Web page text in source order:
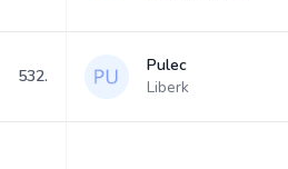
532.
Pulec
Liberk